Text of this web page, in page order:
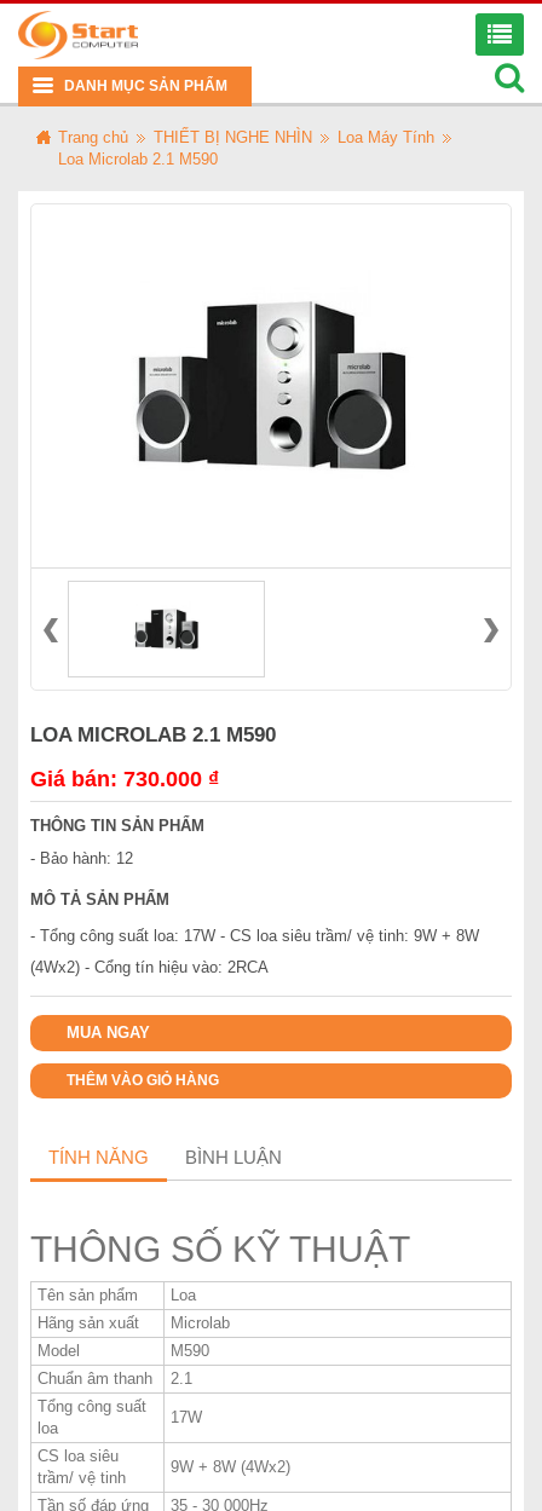
DANH MỤC SẢN PHẨM
Trang chủ THIẾT BỊ NGHE NHÌN
Loa Máy Tính
Loa Microlab 2.1 M590
LOA MICROLAB 2.1 M590
Giá bán: 730.000 ₫
THÔNG TIN SẢN PHẨM
- Bảo hành: 12
MÔ TẢ SẢN PHẨM
- Tổng công suất loa: 17W - CS loa siêu trầm/ vệ tinh: 9W + 8W
(4Wx2) - Cổng tín hiệu vào: 2RCA
MUA NGAY
THÊM VÀO GIỎ HÀNG
TÍNH NĂNG BÌNH LUẬN
THÔNG SỐ KỸ THUẬT
Tên sản phẩm
Loa
Hãng sản xuất
Microlab
Model
M590
Chuẩn âm thanh
2.1
Tổng công suất
loa
17W
CS loa siêu
trầm/ vệ tinh
9W + 8W (4Wx2)
Tần số đáp ứng
35 - 30 000Hz